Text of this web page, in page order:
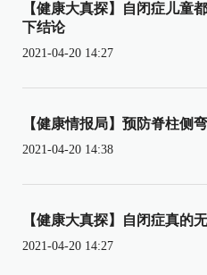
【健康大真探】自闭症儿童
下结论
2021-04-20 14:27
【健康情报局】预防脊柱侧
2021-04-20 14:38
【健康大真探】自闭症真的
2021-04-20 14:27